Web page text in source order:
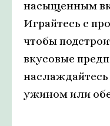
насыщенным
Играйтесь с
чтобы
вкусовые
ужином или